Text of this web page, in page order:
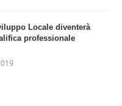
Locale diventerà
professionale